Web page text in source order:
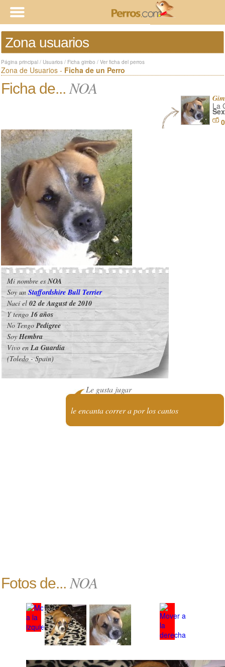
Zona usuarios
Página principal / Usuarios / Ficha gimbo / Ver ficha del perros
Zona de Usuarios - Ficha de un Perro
Ficha de... NOA
La
Mi nombre esNOA
Soy un Staffordshire Bull Terrier
Nací el 02 de August de 2010
Y tengo 16 años
No TengoPedigree
SoyHembra
Vivo enLa Guardia
(Toledo - Spain)
Le gusta jugar
le encanta correr a por los cantos
Fotos de... NOA